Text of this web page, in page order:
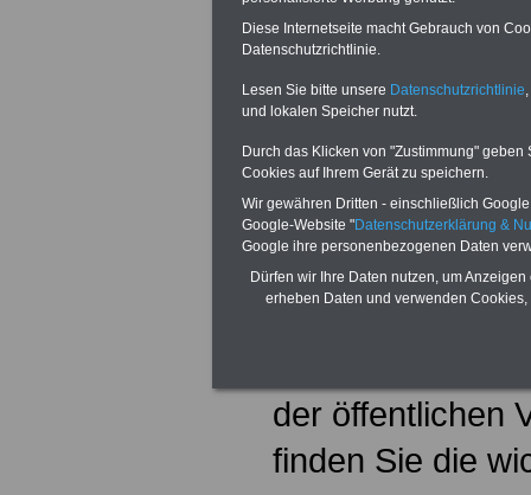
betreffen,
Eine
(SchwbV) nach
vertritt die
gleichgestellter
der öffentlichen
finden Sie die
Diese Internetseite macht Gebrauch von
Datenschutzrichtlinie.
Lesen Sie bitte unsere Datenschutzrichtlinie
und lokalen Speicher nutzt.
Durch das Klicken von "Zustimmung"
Cookies auf Ihrem Gerät zu speichern.
Wir gewähren Dritten - einschließlich
Google-Website "Datenschutzerklärung &
Google ihre personenbezogenen Daten
Dürfen wir Ihre Daten nutzen, um
erheben Daten und verwenden